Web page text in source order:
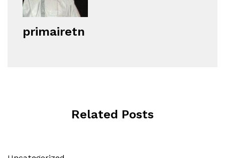
primairetn
Related Posts